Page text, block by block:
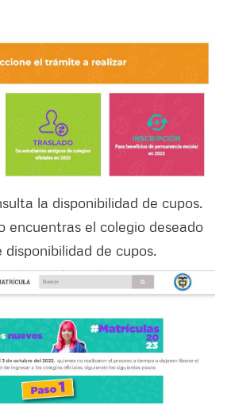
la disponibilidad de cupos.
encuentras el colegio deseado
de cupos.